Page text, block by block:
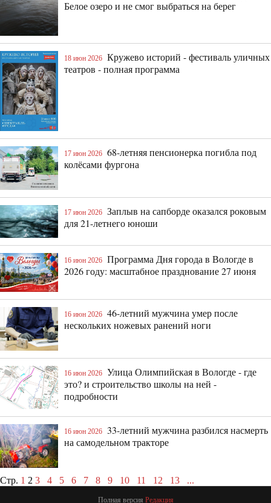
Белое озеро и не смог выбраться на берег
18 июн 2026 Кружево историй - фестиваль уличных
театров - полная программа
17 июн 2026 68-летняя пенсионерка погибла под
колёсами фургона
17 июн 2026 Заплыв на сапборде оказался роковым
для 21-летнего юноши
16 июн 2026 Программа Дня города в Вологде в
2026 году: масштабное празднование 27 июня
16 июн 2026 46-летний мужчина умер после
нескольких ножевых ранений ноги
16 июн 2026 Улица Олимпийская в Вологде - где
это? и строительство школы на ней -
подробности
16 июн 2026
33-летний мужчина разбился насмерть
на самодельном тракторе
Стр. 1 2 3 4 5 6 7 8 9 10 11 12 13 ...
Полная версия Редакция